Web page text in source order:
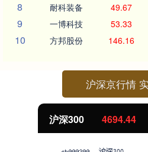
8 耐科装备 49.67
9 一博科技 53.33
10 方邦股份 146.16
沪深京行情
43.13 0.93%